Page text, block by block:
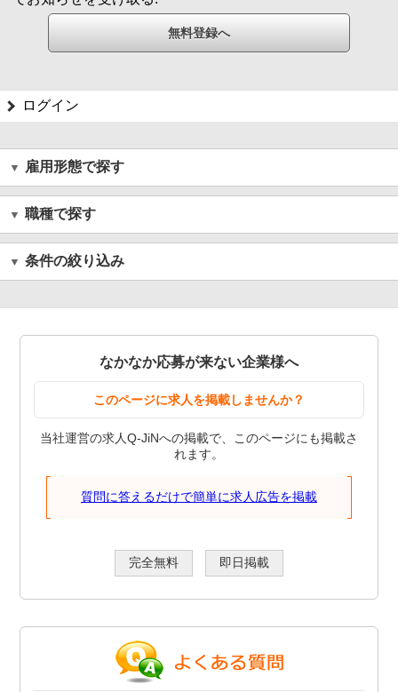
ログイン
雇用形態で探す
職種で探す
条件の絞り込み
なかなか応募が来ない企業様へ
このページに求人を掲載しませんか？
当社運営の求人Q-JiNへの掲載で、このページにも掲載さ
れます。
質問に答えるだけで簡単に求人広告を掲載
完全無料 即日掲載